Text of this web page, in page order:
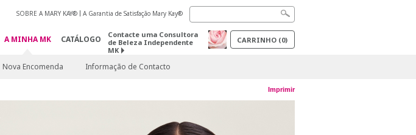
A MINHA MK CATÁLOGO
SOBRE A MARY KAY® A Garantia de Satisfação Mary Kay®
Contacte uma Consultora
de Beleza Independente
MK
CARRINHO (0)
Nova Encomenda Informação de Contacto
Imprimir